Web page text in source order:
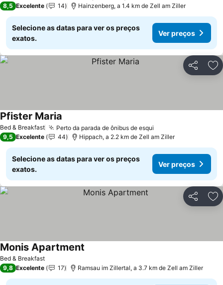
8,5 Excelente 14 Hainzenberg, a 1.4 km de Zell am Ziller
Selecione as datas para ver os preços
exatos.
Ver preços
Partilhar
Bed & Breakfast Perto da parada de ônibus de esqui
Pfister Maria
9,5 Excelente 44 Hippach, a 2.2 km de Zell am Ziller
Selecione as datas para ver os preços
exatos.
Ver preços
Partilhar
Bed & Breakfast
Monis Apartment
9,8 Excelente 17 Ramsau im Zillertal, a 3.7 km de Zell am Ziller